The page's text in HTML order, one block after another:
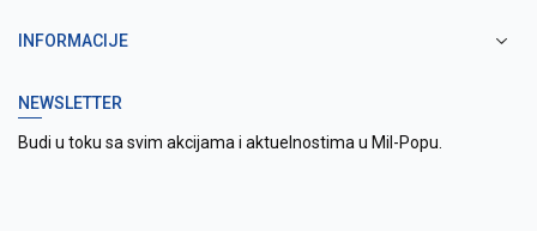
INFORMACIJE
NEWSLETTER
Budi u toku sa svim akcijama i aktuelnostima u Mil-Popu.